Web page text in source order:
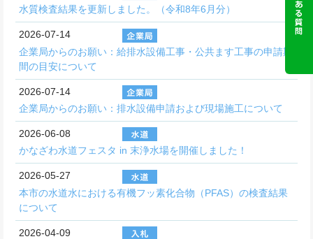
水質検査結果を更新しました。（令和8年6月分）
2026-07-14
企業局からのお願い：給排水設備工事・公共ます工事の申請期
間の目安について
2026-07-14
企業局からのお願い：排水設備申請および現場施工について
2026-06-08
かなざわ水道フェスタ in 末浄水場を開催しました！
2026-05-27
本市の水道水における有機フッ素化合物（PFAS）の検査結果
について
2026-04-09